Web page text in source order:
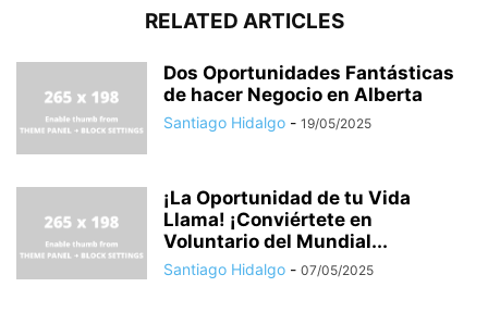
RELATED ARTICLES
Dos Oportunidades Fantásticas
de hacer Negocio en Alberta
Santiago Hidalgo - 19/05/2025
¡La Oportunidad de tu Vida
Llama! ¡Conviértete en
Voluntario del Mundial...
Santiago Hidalgo - 07/05/2025